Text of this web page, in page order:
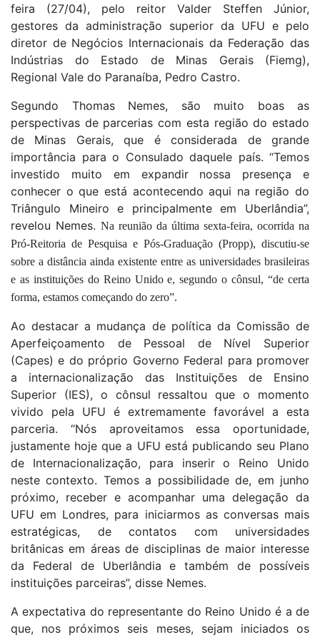
feira (27/04), pelo reitor Valder Steffen Júnior,
gestores da administração superior da UFU e pelo
diretor de Negócios Internacionais da Federação das
Indústrias do Estado de Minas Gerais (Fiemg),
Regional Vale do Paranaíba, Pedro Castro.
Segundo Thomas Nemes, são muito boas as
perspectivas de parcerias com esta região do estado
de Minas Gerais, que é considerada de grande
importância para o Consulado daquele país. “Temos
investido muito em expandir nossa presença e
conhecer o que está acontecendo aqui na região do
Triângulo Mineiro e principalmente em Uberlândia”,
revelou Nemes. Na reunião da última sexta-feira, ocorrida na
Pró-Reitoria de Pesquisa e Pós-Graduação (Propp), discutiu-se
sobre a distância ainda existente entre as universidades brasileiras
e as instituições do Reino Unido e, segundo o cônsul, “de certa
forma, estamos começando do zero”.
Ao destacar a mudança de política da Comissão de
Aperfeiçoamento de Pessoal de Nível Superior
(Capes) e do próprio Governo Federal para promover
a internacionalização das Instituições de Ensino
Superior (IES), o cônsul ressaltou que o momento
vivido pela UFU é extremamente favorável a esta
parceria. “Nós aproveitamos essa oportunidade,
justamente hoje que a UFU está publicando seu Plano
de Internacionalização, para inserir o Reino Unido
neste contexto. Temos a possibilidade de, em junho
próximo, receber e acompanhar uma delegação da
UFU em Londres, para iniciarmos as conversas mais
estratégicas, de contatos com universidades
britânicas em áreas de disciplinas de maior interesse
da Federal de Uberlândia e também de possíveis
instituições parceiras”, disse Nemes.
A expectativa do representante do Reino Unido é a de
que, nos próximos seis meses, sejam iniciados os